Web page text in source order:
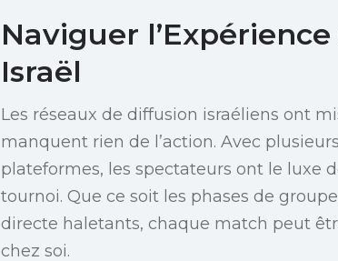
Naviguer
Israël
Les réseaux de diffusion israéliens ont
manquent rien de l’action. Avec
plateformes, les spectateurs ont le luxe
tournoi. Que ce soit les phases de
directe haletants, chaque match peut
chez soi.